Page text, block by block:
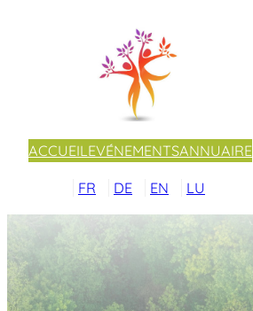
ACCUEILEVÉNEMENTSANNUAIRE
FR DE EN LU